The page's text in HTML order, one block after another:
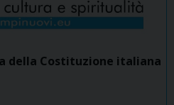
della Costituzione italiana